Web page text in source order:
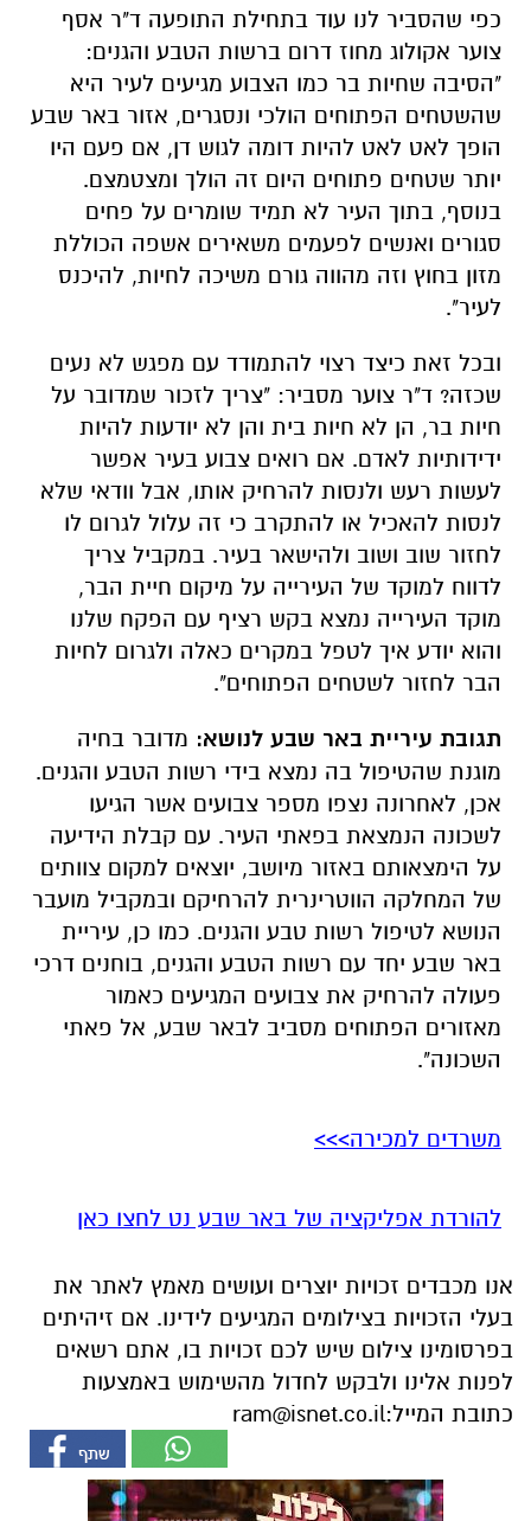
כפי שהסביר לנו עוד בתחילת התופעה ד"ר אסף
צוער אקולוג מחוז דרום ברשות הטבע והגנים:
"הסיבה שחיות בר כמו הצבוע מגיעים לעיר היא
שהשטחים הפתוחים הולכי ונסגרים, אזור באר שבע
הופך לאט לאט להיות דומה לגוש דן, אם פעם היו
יותר שטחים פתוחים היום זה הולך ומצטמצם.
בנוסף, בתוך העיר לא תמיד שומרים על פחים
סגורים ואנשים לפעמים משאירים אשפה הכוללת
מזון בחוץ וזה מהווה גורם משיכה לחיות, להיכנס
לעיר".
ובכל זאת כיצד רצוי להתמודד עם מפגש לא נעים
שכזה? ד"ר צוער מסביר: "צריך לזכור שמדובר על
חיות בר, הן לא חיות בית והן לא יודעות להיות
ידידותיות לאדם. אם רואים צבוע בעיר אפשר
לעשות רעש ולנסות להרחיק אותו, אבל וודאי שלא
לנסות להאכיל או להתקרב כי זה עלול לגרום לו
לחזור שוב ושוב ולהישאר בעיר. במקביל צריך
לדווח למוקד של העירייה על מיקום חיית הבר,
מוקד העירייה נמצא בקש רציף עם הפקח שלנו
והוא יודע איך לטפל במקרים כאלה ולגרום לחיות
הבר לחזור לשטחים הפתוחים".
תגובת עיריית באר שבע לנושא: מדובר בחיה
מוגנת שהטיפול בה נמצא בידי רשות הטבע והגנים.
אכן, לאחרונה נצפו מספר צבועים אשר הגיעו
לשכונה הנמצאת בפאתי העיר. עם קבלת הידיעה
על הימצאותם באזור מיושב, יוצאים למקום צוותים
של המחלקה הווטרינרית להרחיקם ובמקביל מועבר
הנושא לטיפול רשות טבע והגנים. כמו כן, עיריית
באר שבע יחד עם רשות הטבע והגנים, בוחנים דרכי
פעולה להרחיק את צבועים המגיעים כאמור
מאזורים הפתוחים מסביב לבאר שבע, אל פאתי
השכונה".
משרדים למכירה>>>
להורדת אפליקציה של באר שבע נט לחצו כאן
אנו מכבדים זכויות יוצרים ועושים מאמץ לאתר את
בעלי הזכויות בצילומים המגיעים לידינו. אם זיהיתים
בפרסומינו צילום שיש לכם זכויות בו, אתם רשאים
לפנות אלינו ולבקש לחדול מהשימוש באמצעות
כתובת המייל:ram@isnet.co.il